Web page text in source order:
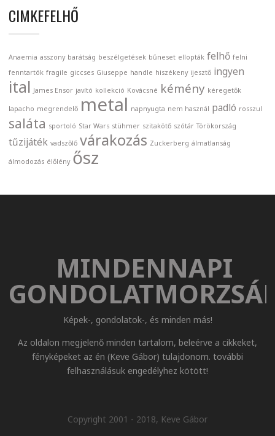
CIMKEFELHŐ
Anaemia asszony barátság beszélgetések bűneset ellopták felhő felni
fenntartók fragile giccses Giuseppe handle hiszékeny ijesztő ingyen
ital James Ensor javító kollekció Kovácsné kémény kéregetők
lapacho megrendelő metal napnyugta nem használ padló rosszul
saláta sportoló Star Wars stühmer szitakötő szótár Törökország
tűzijáték vadszőlő várakozás Zuckerberg álmatlanság
álmodozás élőlény ősz
MINDENNAPI
Képek-, gondolatok-, és minden más!
Az oldalon megjelenő minden tartalom, beleérve a cikkeket,
fényképeket az én (Keve Gábor) tulajdonom. további
felhasználásuk engedélyhez kötött!
Copyright 2001 - 2018, Keve Gábor